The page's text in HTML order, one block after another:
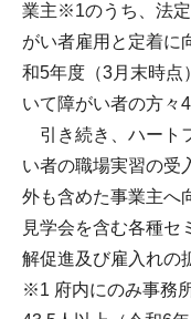
業主※1のうち、法
がい者雇用と定着に
和5年度（3月末時点
いて障がい者の方々
引き続き、ハート
い者の職場実習の受
外も含めた事業主へ
見学会を含む各種セ
解促進及び雇入れの
※1 府内にのみ事務